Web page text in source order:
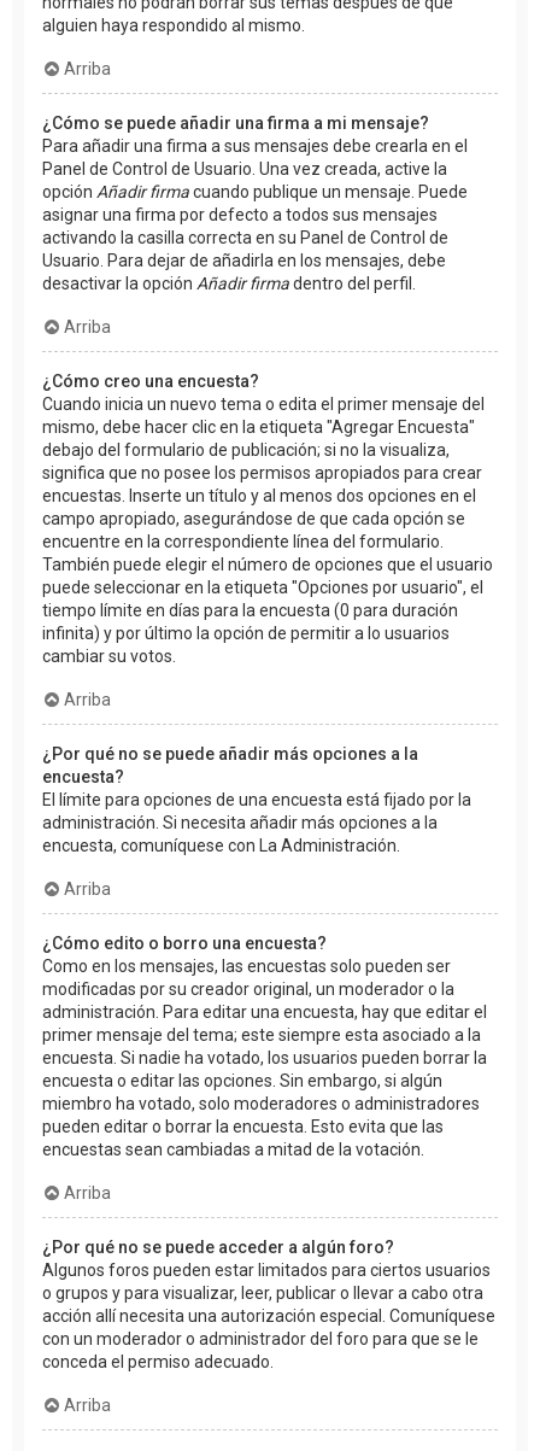
alguien haya respondido al mismo.
Arriba
¿Cómo se puede añadir una firma a mi mensaje?
Para añadir una firma a sus mensajes debe crearla en el
Panel de Control de Usuario. Una vez creada, active la
opción Añadir firmacuando publique un mensaje. Puede
asignar una firma por defecto a todos sus mensajes
activando la casilla correcta en su Panel de Control de
Usuario. Para dejar de añadirla en los mensajes, debe
desactivar la opción Añadir firmadentro del perfil.
Arriba
¿Cómo creo una encuesta?
Cuando inicia un nuevo tema o edita el primer mensaje del
mismo, debe hacer clic en la etiqueta "Agregar Encuesta"
debajo del formulario de publicación; si no la visualiza,
significa que no posee los permisos apropiados para crear
encuestas. Inserte un título y al menos dos opciones en el
campo apropiado, asegurándose de que cada opción se
encuentre en la correspondiente línea del formulario.
También puede elegir el número de opciones que el usuario
puede seleccionar en la etiqueta "Opciones por usuario", el
tiempo límite en días para la encuesta (0 para duración
infinita) y por último la opción de permitir a lo usuarios
cambiar su votos.
Arriba
¿Por qué no se puede añadir más opciones a la
encuesta?
El límite para opciones de una encuesta está fijado por la
administración. Si necesita añadir más opciones a la
encuesta, comuníquese con La Administración.
Arriba
¿Cómo edito o borro una encuesta?
Como en los mensajes, las encuestas solo pueden ser
modificadas por su creador original, un moderador o la
administración. Para editar una encuesta, hay que editar el
primer mensaje del tema; este siempre esta asociado a la
encuesta. Si nadie ha votado, los usuarios pueden borrar la
encuesta o editar las opciones. Sin embargo, si algún
miembro ha votado, solo moderadores o administradores
pueden editar o borrar la encuesta. Esto evita que las
encuestas sean cambiadas a mitad de la votación.
Arriba
¿Por qué no se puede acceder a algún foro?
Algunos foros pueden estar limitados para ciertos usuarios
o grupos y para visualizar, leer, publicar o llevar a cabo otra
acción allí necesita una autorización especial. Comuníquese
con un moderador o administrador del foro para que se le
conceda el permiso adecuado.
Arriba